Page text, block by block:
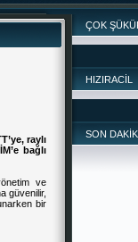
raylı
bağlı
ve
güvenilir,
bir
ÇOK
HIZIRACİL
SON